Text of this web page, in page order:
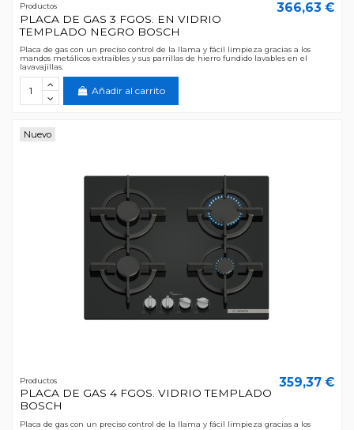
Productos
PLACA DE GAS 3 FGOS. EN VIDRIO
TEMPLADO NEGRO BOSCH
366,63 €
Placa de gas con un preciso control de la llama y fácil limpieza gracias a los
mandos metálicos extraíbles y sus parrillas de hierro fundido lavables en el
lavavajillas.
Añadir al carrito
Nuevo
Productos
PLACA DE GAS 4 FGOS. VIDRIO TEMPLADO
BOSCH
359,37 €
Placa de gas con un preciso control de la llama y fácil limpieza gracias a los